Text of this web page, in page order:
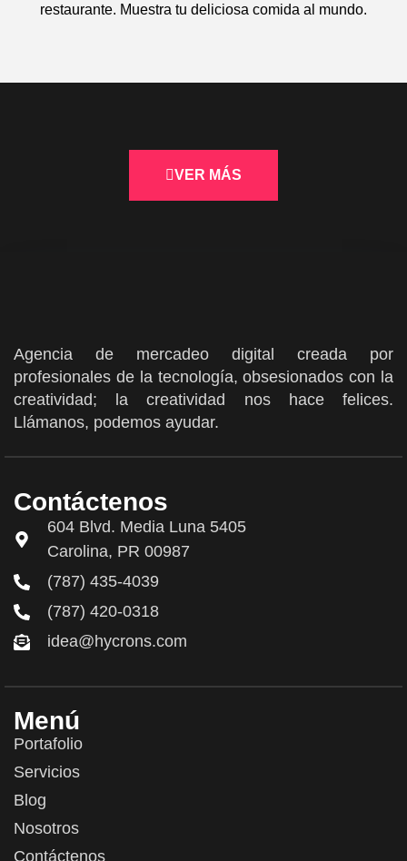
restaurante. Muestra tu deliciosa comida al mundo.
VER MÁS
Agencia de mercadeo digital creada por
profesionales de la tecnología, obsesionados con la
creatividad; la creatividad nos hace felices.
Llámanos, podemos ayudar.
Contáctenos
604 Blvd. Media Luna 5405
Carolina, PR 00987
(787) 435-4039
(787) 420-0318
idea@hycrons.com
Menú
Portafolio
Servicios
Blog
Nosotros
Contáctenos